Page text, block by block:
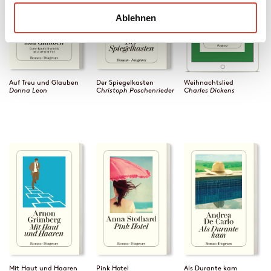
Ablehnen
Auf Treu und Glauben
Donna Leon
Der Spiegelkasten
Christoph Poschenrieder
Weihnachtslied
Charles Dickens
Mit Haut und Haaren Pink Hotel Als Durante kam